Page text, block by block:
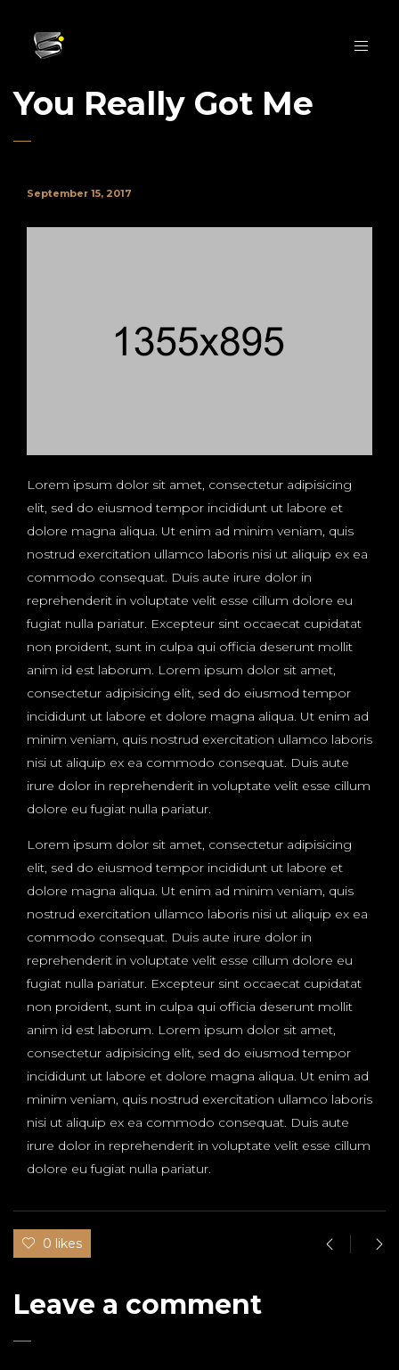
You Really Got Me
September 15, 2017
Lorem ipsum dolor sit amet, consectetur adipisicing
elit, sed do eiusmod tempor incididunt ut labore et
dolore magna aliqua. Ut enim ad minim veniam, quis
nostrud exercitation ullamco laboris nisi ut aliquip ex ea
commodo consequat. Duis aute irure dolor in
reprehenderit in voluptate velit esse cillum dolore eu
fugiat nulla pariatur. Excepteur sint occaecat cupidatat
non proident, sunt in culpa qui officia deserunt mollit
anim id est laborum. Lorem ipsum dolor sit amet,
consectetur adipisicing elit, sed do eiusmod tempor
incididunt ut labore et dolore magna aliqua. Ut enim ad
minim veniam, quis nostrud exercitation ullamco laboris
nisi ut aliquip ex ea commodo consequat. Duis aute
irure dolor in reprehenderit in voluptate velit esse cillum
dolore eu fugiat nulla pariatur.
Lorem ipsum dolor sit amet, consectetur adipisicing
elit, sed do eiusmod tempor incididunt ut labore et
dolore magna aliqua. Ut enim ad minim veniam, quis
nostrud exercitation ullamco laboris nisi ut aliquip ex ea
commodo consequat. Duis aute irure dolor in
reprehenderit in voluptate velit esse cillum dolore eu
fugiat nulla pariatur. Excepteur sint occaecat cupidatat
non proident, sunt in culpa qui officia deserunt mollit
anim id est laborum. Lorem ipsum dolor sit amet,
consectetur adipisicing elit, sed do eiusmod tempor
incididunt ut labore et dolore magna aliqua. Ut enim ad
minim veniam, quis nostrud exercitation ullamco laboris
nisi ut aliquip ex ea commodo consequat. Duis aute
irure dolor in reprehenderit in voluptate velit esse cillum
dolore eu fugiat nulla pariatur.
0 likes
Leave a comment